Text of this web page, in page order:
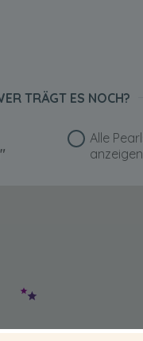
TRÄGT ES NOCH?
Alle
anzeigen